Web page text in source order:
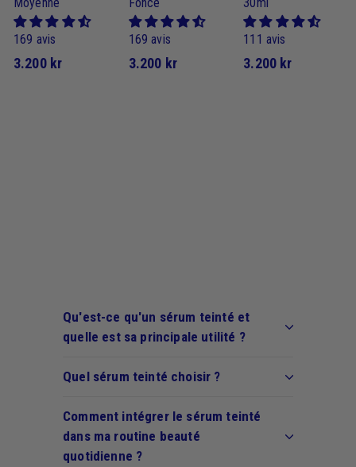
Moyenne
169 avis
3.200 kr3
Foncé
169 avis
3.200 kr3
30ml
111 avis
3.200 kr3
Qu'est-ce qu'un sérum teinté et
quelle est sa principale utilité ?
Quel sérum teinté choisir ?
Comment intégrer le sérum teinté
dans ma routine beauté
quotidienne ?